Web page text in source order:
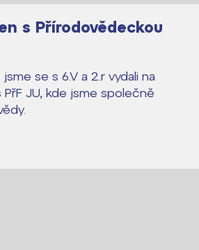
s Přírodovědeckou
se s 6.V a 2.r vydali na
JU, kde jsme společně